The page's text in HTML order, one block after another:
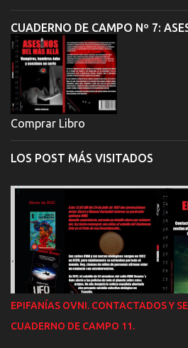
CUADERNO DE CAMPO Nº 7:
Comprar Libro
LOS POST MÁS VISITADOS
EPIFANÍAS OVNI. CONTACTADOS Y
CUADERNO DE CAMPO 11.